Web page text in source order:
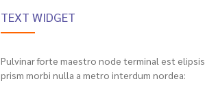
TEXT WIDGET
Pulvinar forte maestro node terminal est elipsis
prism morbi nulla a metro interdum nordea: